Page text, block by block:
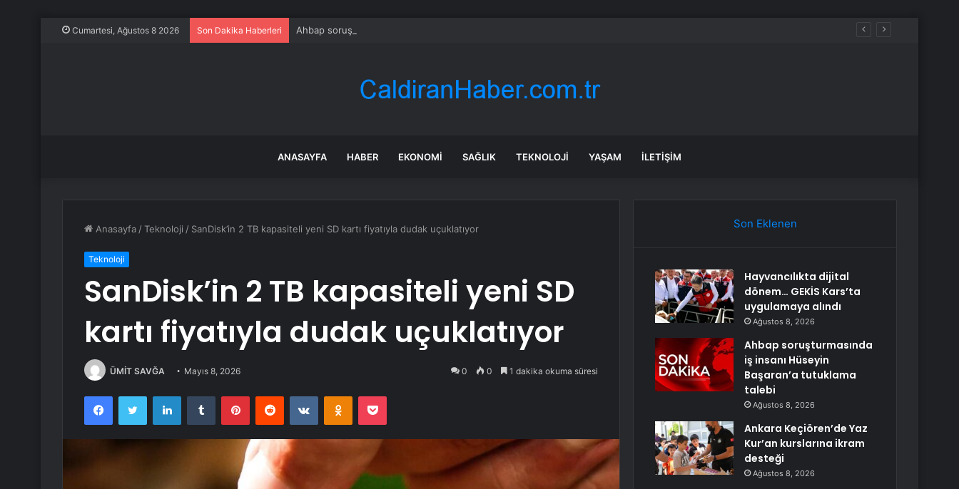
Cumartesi, Ağustos 8 2026 Son Dakika Haberleri Ahbap soruşturmasında iş insanı Hüseyin Başaran’a tutuklama talebi
ANASAYFA HABER EKONOMI SAĞLIK TEKNOLOJI YAŞAM İLETIŞIM
Anasayfa /Teknoloji / SanDisk’in 2 TB kapasiteli yeni SD kartı fiyatıyla dudak uçuklatıyor
Teknoloji
SanDisk’in 2 TB kapasiteli yeni SD
kartı fiyatıyla dudak uçuklatıyor
ÜMİT SAVĞA Mayıs 8, 2026 0 0 1 dakika okuma süresi
FacebookTwitter LinkedInTumblr PinterestReddit VKontakteOdnoklassniki
Pocket
Son Eklenen
Hayvancılıkta dijital
dönem… GEKİS Kars’ta
uygulamaya alındı
Ağustos 8, 2026
Ahbap soruşturmasında
iş insanı Hüseyin
Başaran’a tutuklama
talebi
Ağustos 8, 2026
Ankara Keçiören’de Yaz
Kur’an kurslarına ikram
desteği
Ağustos 8, 2026